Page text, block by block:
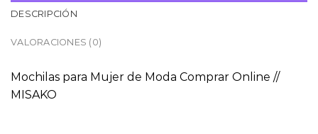
DESCRIPCIÓN
VALORACIONES (0)
Mochilas para Mujer de Moda Comprar Online //
MISAKO